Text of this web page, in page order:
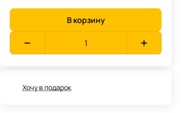
В корзину
Хочу в подарок